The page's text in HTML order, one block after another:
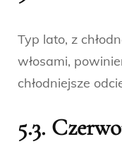
Typ lato, z
włosami,
chłodniejsze
5.3.